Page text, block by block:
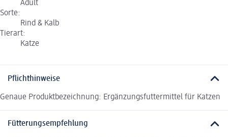
Adult
Sorte:
Rind & Kalb
Tierart:
Katze
Pflichthinweise
Genaue Produktbezeichnung: Ergänzungsfuttermittel für Katzen
Fütterungsempfehlung